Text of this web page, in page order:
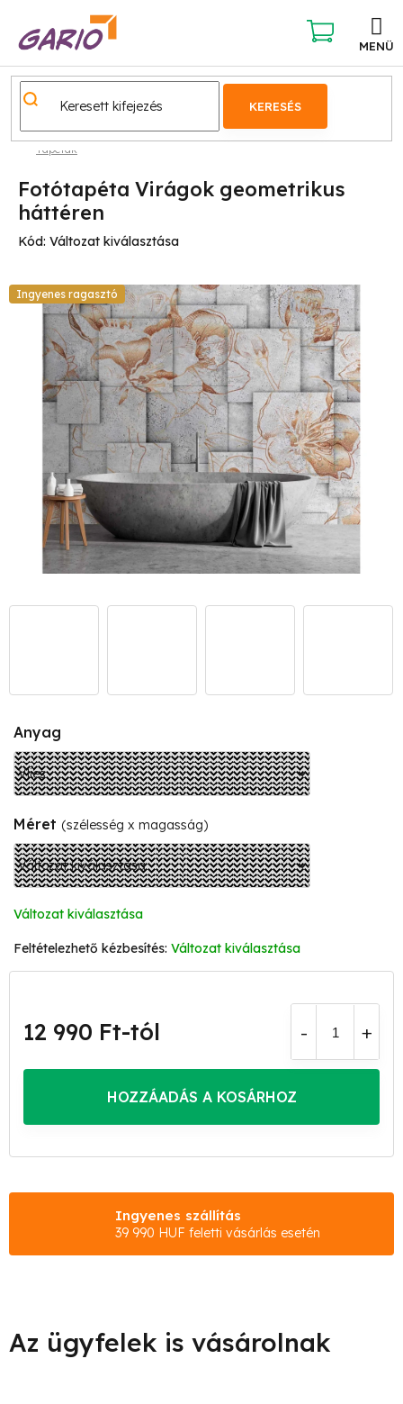
KERESÉS
KOSÁR
Tapéták
Fotótapéta Virágok geometrikus
háttéren
Kód: Változat kiválasztása
Ingyenes ragasztó
Anyag
Méret (szélesség x magasság)
Változat kiválasztása
Változat kiválasztása
12 990 Ft-tól
HOZZÁADÁS A KOSÁRHOZ
Ingyenes szállítás
39 990 HUF feletti vásárlás esetén